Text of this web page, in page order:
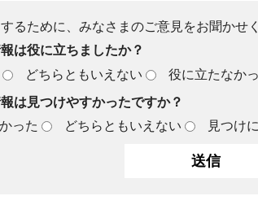
るために、みなさまのご意見をお聞かせ
は役に立ちましたか？
どちらともいえない
役に立たなか
は見つけやすかったですか？
った どちらともいえない 見つけ